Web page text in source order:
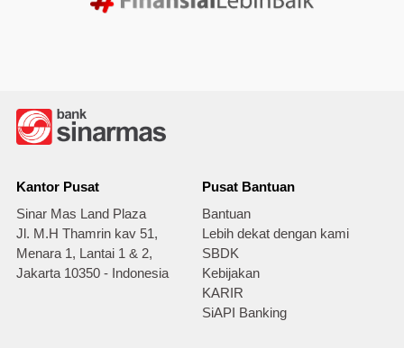
Kantor Pusat
Sinar Mas Land Plaza
Jl. M.H Thamrin kav 51,
Menara 1, Lantai 1 & 2,
Jakarta 10350 - Indonesia
Pusat Bantuan
Bantuan
Lebih dekat dengan kami
SBDK
Kebijakan
KARIR
SiAPI Banking